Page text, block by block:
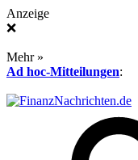
Anzeige
❌
Mehr »
Ad hoc-Mitteilungen: